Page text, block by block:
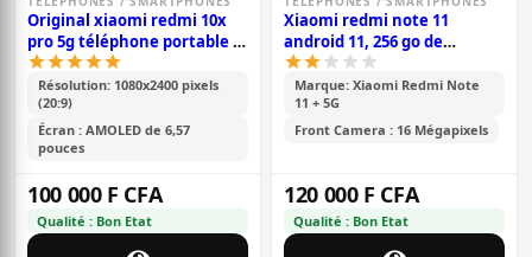
Original xiaomi redmi 10x
pro 5g téléphone portable |
8gb ram /256gb rom | mtk
820 octa core | 48mp ai quad
camera | 4520mah battery |
6.57 full screen | fingerprint
id
Résolution: 1080x2400 pixels
(20:9)
Écran : AMOLED de 6,57
pouces
100 000 F CFA
Qualité : Bon Etat
Xiaomi redmi note 11
android 11, 256 go de
stockage et 8 go de ram,
écran : 6,6 pouces tft lcd ips,
double caméra arrière de 50
mp + 8 mp, batterie de 5000
Marque: Xiaomi Redmi Note
11 + 5G
Front Camera : 16 Mégapixels
120 000 F CFA
Qualité : Bon Etat